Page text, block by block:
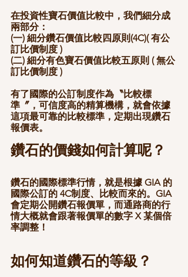
在投資性寶石價值比較中，我們細分成
兩部分：
(一) 細分鑽石價值比較四原則(4C)( 有公
訂比價制度 )
(二) 細分有色寶石價值比較五原則 ( 無公
訂比價制度 )
有了國際的公訂制度作為〝比較標
準〞，可信度高的精算機構，就會依據
這項最可靠的比較標準，定期出現鑽石
報價表。
鑽石的價錢如何計算呢？
鑽石的國際標準行情，就是根據 GIA 的
國際公訂的 4C制度、比較而來的。GIA
會定期公開鑽石報價單，而通路商的行
情大概就會跟著報價單的數字 X 某個倍
率調整！
如何知道鑽石的等級？